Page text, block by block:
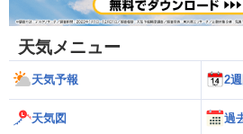
天気メニュー
天気予報 2
天気図 過